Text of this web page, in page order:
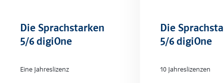
Die Sprachstarken
5/6 digiOne
Eine Jahreslizenz
Die
5/6 digiOne
10 Jahreslizenzen